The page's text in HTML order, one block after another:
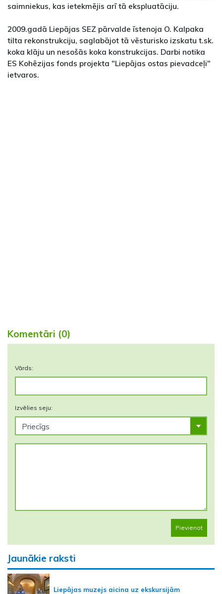
saimniekus, kas ietekmējis arī tā ekspluatāciju.
2009.gadā Liepājas SEZ pārvalde īstenoja O. Kalpaka
tilta rekonstrukciju, saglabājot tā vēsturisko izskatu t.sk.
koka klāju un nesošās koka konstrukcijas. Darbi notika
ES Kohēzijas fonds projekta "Liepājas ostas pievadceļi"
ietvaros.
Komentāri (0)
Vārds:
Izvēlies seju:
Pievienot
Jaunākie raksti
Liepājas muzejs aicina uz ekskursijām